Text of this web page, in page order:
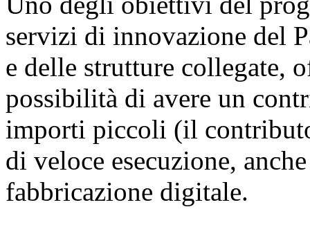
servizi di innovazione del
e delle strutture collegate,
possibilità di avere un
importi piccoli (il
di veloce esecuzione,
fabbricazione digitale.